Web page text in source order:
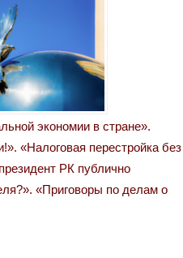
экономии в стране».
«Налоговая перестройка без
РК публично
«Приговоры по делам о